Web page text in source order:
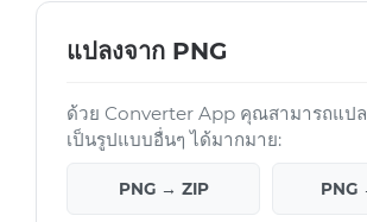
แปลงจาก PNG
ด้วย Converter App คุณสามารถแปล
เป็นรูปแบบอื่นๆ ได้มากมาย:
PNG → ZIP PNG